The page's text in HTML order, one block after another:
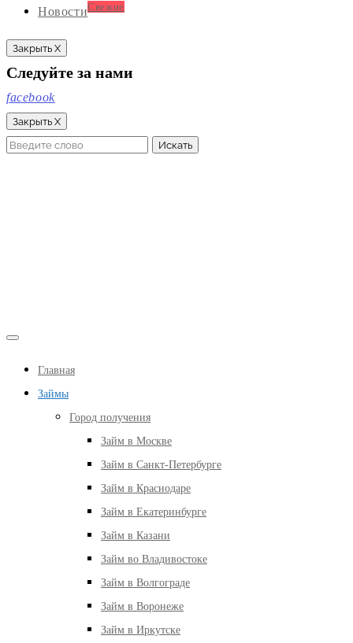
НовостиСвежие
Закрыть X
Следуйте за нами
facebook
Закрыть X
Главная
Займы
Город получения
Займ в Москве
Займ в Санкт-Петербурге
Займ в Краснодаре
Займ в Екатеринбурге
Займ в Казани
Займ во Владивостоке
Займ в Волгограде
Займ в Воронеже
Займ в Иркутске